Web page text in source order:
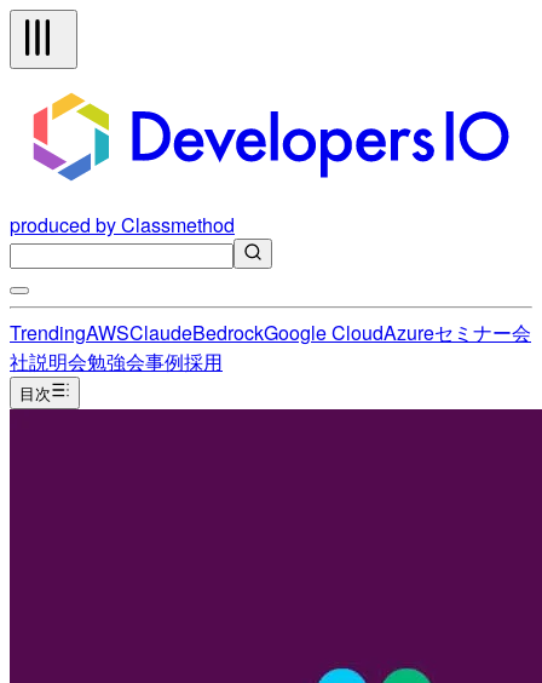
produced by Classmethod
TrendingAWSClaudeBedrockGoogle CloudAzureセミナー会
社説明会勉強会事例採用
目次